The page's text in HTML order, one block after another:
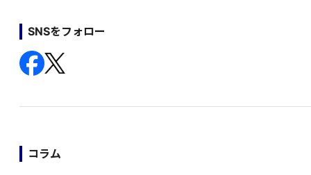
SNSをフォロー
コラム